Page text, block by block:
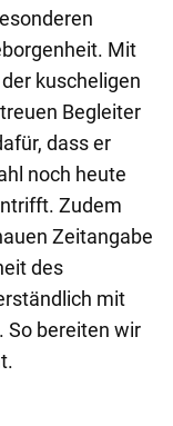
Mit
kuscheligen
Begleiter
dass er
noch heute
Zudem
Zeitangabe
des
mit
So bereiten wir